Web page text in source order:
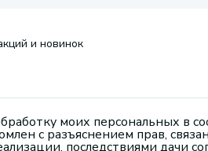
и новинок
моих персональных в
с разъяснением прав,
последствиями дачи